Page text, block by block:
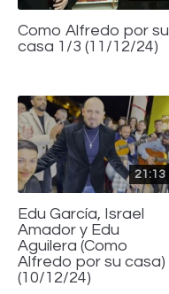
Como Alfredo por su
casa 1/3 (11/12/24)
21:13
Edu García, Israel
Amador y Edu
Aguilera (Como
Alfredo por su casa)
(10/12/24)